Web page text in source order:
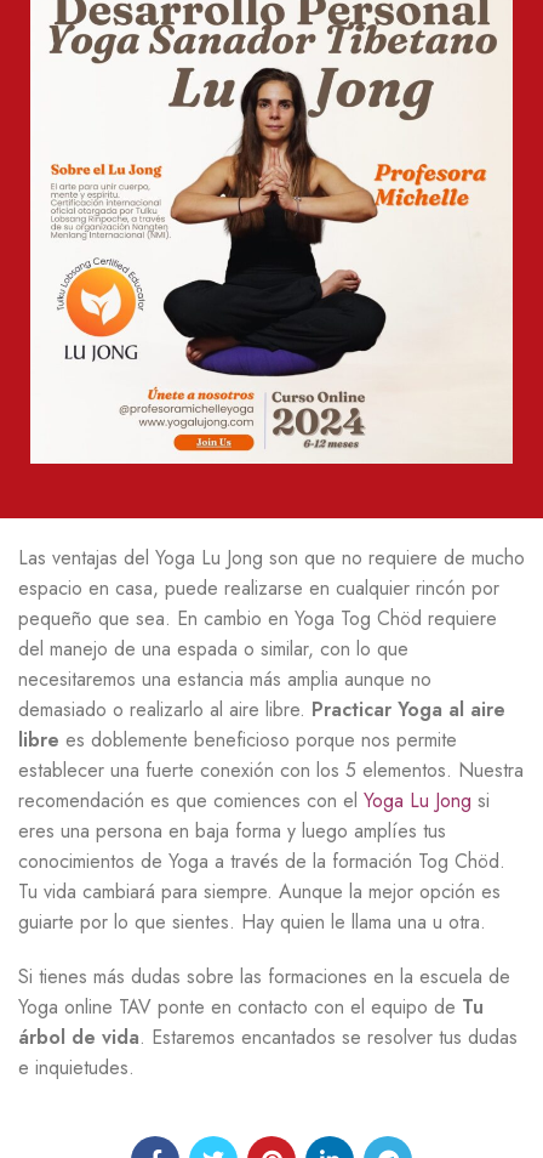
Las ventajas del Yoga Lu Jong son que no requiere de mucho
espacio en casa, puede realizarse en cualquier rincón por
pequeño que sea. En cambio en Yoga Tog Chöd requiere
del manejo de una espada o similar, con lo que
necesitaremos una estancia más amplia aunque no
demasiado o realizarlo al aire libre. Practicar Yoga al aire
libre es doblemente beneficioso porque nos permite
establecer una fuerte conexión con los 5 elementos. Nuestra
recomendación es que comiences con el Yoga Lu Jong si
eres una persona en baja forma y luego amplíes tus
conocimientos de Yoga a través de la formación Tog Chöd.
Tu vida cambiará para siempre. Aunque la mejor opción es
guiarte por lo que sientes. Hay quien le llama una u otra.
Si tienes más dudas sobre las formaciones en la escuela de
Yoga online TAV ponte en contacto con el equipo de Tu
árbol de vida. Estaremos encantados se resolver tus dudas
e inquietudes.